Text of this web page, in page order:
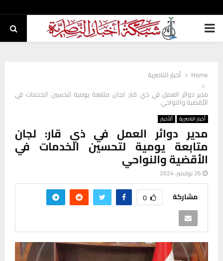
PRIMARY
Home
أخبار الناصرية
مدير دوائر العمل في ذي قار: لجان متابعة يومية لتحسين الخدمات في
الأقضية والنواحي
أخبار الناصرية ألأخبار
مدير دوائر العمل في ذي قار: لجان
متابعة يومية لتحسين الخدمات في
الأقضية والنواحي
26 نوفمبر، 2024
مشاركة 0